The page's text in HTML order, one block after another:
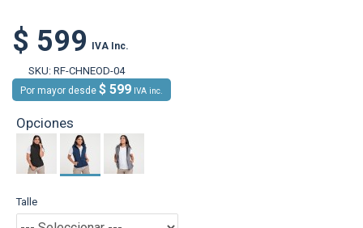
$ 599 IVA Inc.
SKU: RF-CHNEOD-04
Por mayor desde $ 599 IVA inc.
Opciones
Talle